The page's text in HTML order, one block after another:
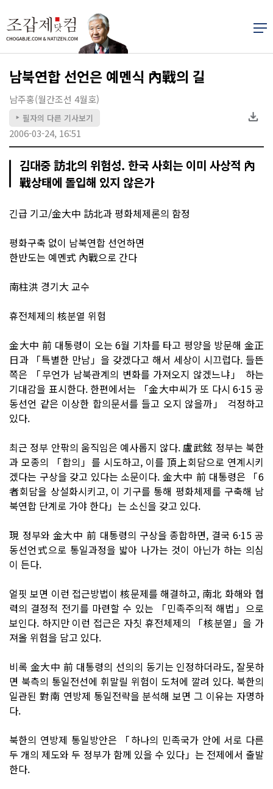
남북연합 선언은 예멘식 內戰의 길
남주홍(월간조선 4월호)
▶ 필자의 다른 기사보기
2006-03-24, 16:51
김대중 訪北의 위험성. 한국 사회는 이미 사상적 內
戰상태에 돌입해 있지 않은가
긴급 기고/金大中 訪北과 평화체제론의 함정
평화구축 없이 남북연합 선언하면
한반도는 예멘式 內戰으로 간다
南柱洪 경기大 교수
휴전체제의 核분열 위험
金大中 前 대통령이 오는 6월 기차를 타고 평양을 방문해 金正
日과 「특별한 만남」을 갖겠다고 해서 세상이 시끄럽다. 들뜬
쪽은 「무언가 남북관계의 변화를 가져오지 않겠느냐」 하는
기대감을 표시한다. 한편에서는 「金大中씨가 또 다시 6·15 공
동선언 같은 이상한 합의문서를 들고 오지 않을까」 걱정하고
있다.
최근 정부 안팎의 움직임은 예사롭지 않다. 盧武鉉 정부는 북한
과 모종의 「합의」를 시도하고, 이를 頂上회담으로 연계시키
겠다는 구상을 갖고 있다는 소문이다. 金大中 前 대통령은 「6
者회담을 상설화시키고, 이 기구를 통해 평화체제를 구축해 남
북연합 단계로 가야 한다」는 소신을 갖고 있다.
現 정부와 金大中 前 대통령의 구상을 종합하면, 결국 6·15 공
동선언式으로 통일과정을 밟아 나가는 것이 아닌가 하는 의심
이 든다.
얼핏 보면 이런 접근방법이 核문제를 해결하고, 南北 화해와 협
력의 결정적 전기를 마련할 수 있는 「민족주의적 해법」으로
보인다. 하지만 이런 접근은 자칫 휴전체제의 「核분열」을 가
져올 위험을 담고 있다.
비록 金大中 前 대통령의 선의의 동기는 인정하더라도, 잘못하
면 북측의 통일전선에 휘말릴 위험이 도처에 깔려 있다. 북한의
일관된 對南 연방제 통일전략을 분석해 보면 그 이유는 자명하
다.
북한의 연방제 통일방안은 「하나의 민족국가 안에 서로 다른
두 개의 제도와 두 정부가 함께 있을 수 있다」는 전제에서 출발
한다.